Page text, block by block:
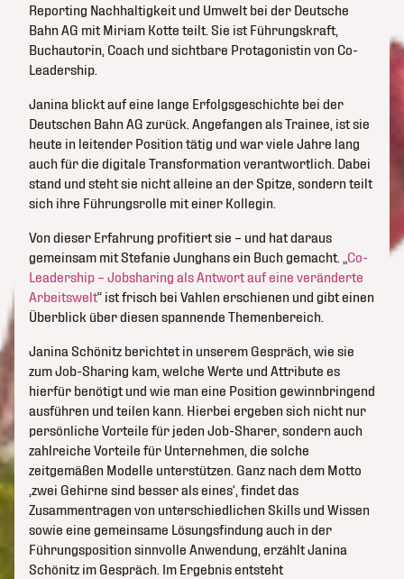
Reporting Nachhaltigkeit und Umwelt bei der Deutsche
Bahn AG mit Miriam Kotte teilt. Sie ist Führungskraft,
Buchautorin, Coach und sichtbare Protagonistin von Co-
Leadership.
Janina blickt auf eine lange Erfolgsgeschichte bei der
Deutschen Bahn AG zurück. Angefangen als Trainee, ist sie
heute in leitender Position tätig und war viele Jahre lang
auch für die digitale Transformation verantwortlich. Dabei
stand und steht sie nicht alleine an der Spitze, sondern teilt
sich ihre Führungsrolle mit einer Kollegin.
Von dieser Erfahrung profitiert sie – und hat daraus
gemeinsam mit Stefanie Junghans ein Buch gemacht. „ Co-
Leadership – Jobsharing als Antwort auf eine veränderte
Arbeitswelt“ ist frisch bei Vahlen erschienen und gibt einen
Überblick über diesen spannende Themenbereich.
Janina Schönitz berichtet in unserem Gespräch, wie sie
zum Job-Sharing kam, welche Werte und Attribute es
hierfür benötigt und wie man eine Position gewinnbringend
ausführen und teilen kann. Hierbei ergeben sich nicht nur
persönliche Vorteile für jeden Job-Sharer, sondern auch
zahlreiche Vorteile für Unternehmen, die solche
zeitgemäßen Modelle unterstützen. Ganz nach dem Motto
‚zwei Gehirne sind besser als eines‘, findet das
Zusammentragen von unterschiedlichen Skills und Wissen
sowie eine gemeinsame Lösungsfindung auch in der
Führungsposition sinnvolle Anwendung, erzählt Janina
Schönitz im Gespräch. Im Ergebnis entsteht